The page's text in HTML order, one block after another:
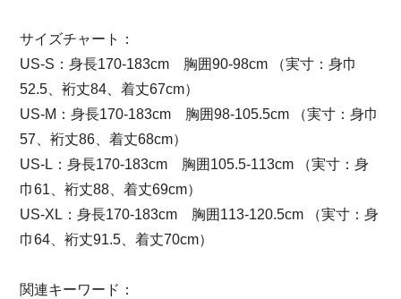
サイズチャート：
US-S：身長170-183cm 胸囲90-98cm （実寸：身巾
52.5、裄丈84、着丈67cm）
US-M：身長170-183cm 胸囲98-105.5cm （実寸：身巾
57、裄丈86、着丈68cm）
US-L：身長170-183cm 胸囲105.5-113cm （実寸：身
巾61、裄丈88、着丈69cm）
US-XL：身長170-183cm 胸囲113-120.5cm （実寸：身
巾64、裄丈91.5、着丈70cm）
関連キーワード：